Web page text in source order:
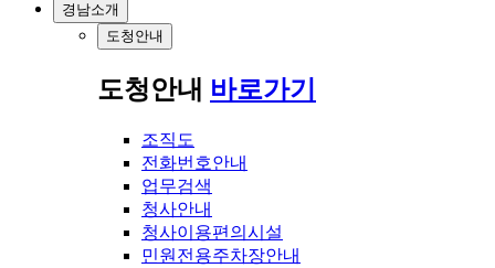
경남소개
도청안내
도청안내 바로가기
조직도
전화번호안내
업무검색
청사안내
청사이용편의시설
민원전용주차장안내